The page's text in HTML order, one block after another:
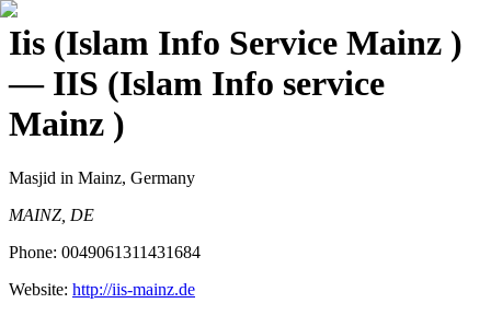
Iis (Islam Info Service Mainz )
— IIS (Islam Info service
Mainz )
Masjid in Mainz, Germany
MAINZ, DE
Phone: 0049061311431684
Website: http://iis-mainz.de